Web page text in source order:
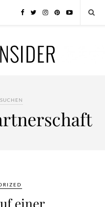
einer